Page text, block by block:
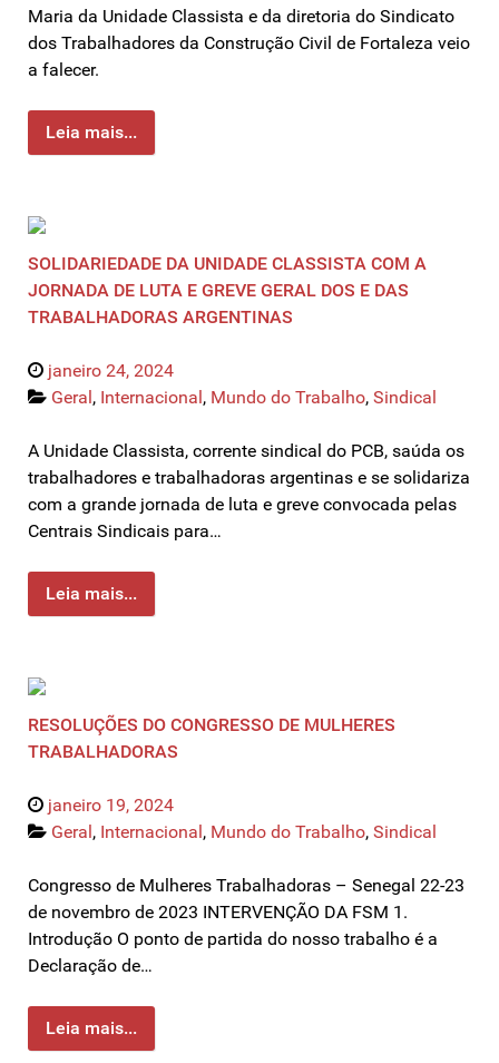
Maria da Unidade Classista e da diretoria do Sindicato
dos Trabalhadores da Construção Civil de Fortaleza veio
a falecer.
Leia mais...
SOLIDARIEDADE DA UNIDADE CLASSISTA COM A
JORNADA DE LUTA E GREVE GERAL DOS E DAS
TRABALHADORAS ARGENTINAS
janeiro 24, 2024
Geral, Internacional, Mundo do Trabalho, Sindical
A Unidade Classista, corrente sindical do PCB, saúda os
trabalhadores e trabalhadoras argentinas e se solidariza
com a grande jornada de luta e greve convocada pelas
Centrais Sindicais para…
Leia mais...
RESOLUÇÕES DO CONGRESSO DE MULHERES
TRABALHADORAS
janeiro 19, 2024
Geral, Internacional, Mundo do Trabalho, Sindical
Congresso de Mulheres Trabalhadoras – Senegal 22-23
de novembro de 2023 INTERVENÇÃO DA FSM 1.
Introdução O ponto de partida do nosso trabalho é a
Declaração de…
Leia mais...